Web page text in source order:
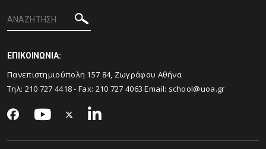
ΕΠΙΚΟΙΝΩΝΙΑ:
Πανεπιστημιούπολη 157 84, Ζωγράφου Αθήνα
Τηλ: 210 727 4418- Fax: 210 727 4063 Email: school@uoa.gr